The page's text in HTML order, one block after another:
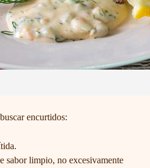
encurtidos:
sabor limpio, no excesivamente